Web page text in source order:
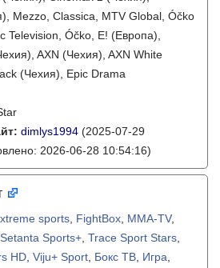
Mezzo, Classica, MTV Global, Óčko
Television, Óčko, E! (Европа),
AXN (Чехия), AXN White
(Чехия), Epic Drama
dimlys1994 (2025-07-29
2026-06-28 10:54:16)
sports FightBox MMA-TV,
Setanta Sports+ Trace Sport Stars
HD Viju+ Sport Бокс ТВ Игра